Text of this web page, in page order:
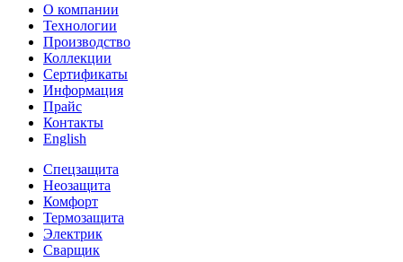
О компании
Технологии
Производство
Коллекции
Сертификаты
Информация
Прайс
Контакты
Еnglish
Спецзащита
Неозащита
Комфорт
Термозащита
Электрик
Сварщик